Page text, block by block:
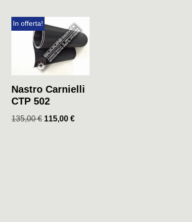
In offerta!
Nastro Carnielli
CTP 502
135,00€ 115,00€